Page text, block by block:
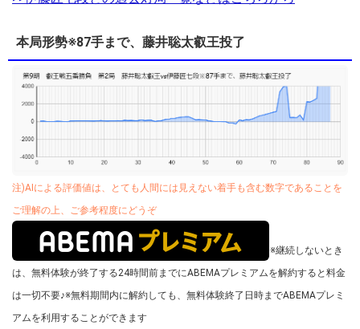
本局形勢※87手まで、藤井聡太叡王投了
注)AIによる評価値は、とても人間には見えない着手も含む数字であることを
ご理解の上、ご参考程度にどうぞ
※継続しないとき
は、無料体験が終了する24時間前までにABEMAプレミアムを解約すると料金
は一切不要♪※無料期間内に解約しても、無料体験終了日時までABEMAプレミ
アムを利用することができます